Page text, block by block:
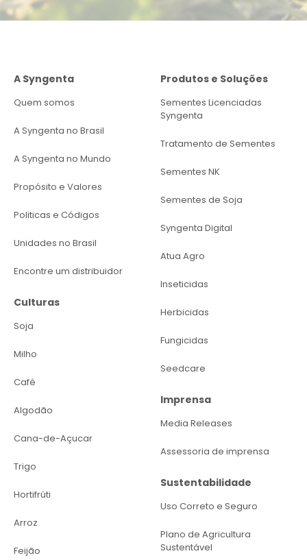
A Syngenta
Quem somos
A Syngenta no Brasil
A Syngenta no Mundo
Propósito e Valores
Politicas e Códigos
Unidades no Brasil
Encontre um distribuidor
Culturas
Soja
Milho
Café
Algodão
Cana-de-Açucar
Trigo
Hortifrúti
Arroz
Feijão
Produtos e Soluções
Sementes Licenciadas
Syngenta
Tratamento de Sementes
Sementes NK
Sementes de Soja
Syngenta Digital
Atua Agro
Inseticidas
Herbicidas
Fungicidas
Seedcare
Imprensa
Media Releases
Assessoria de imprensa
Sustentabilidade
Uso Correto e Seguro
Plano de Agricultura
Sustentável